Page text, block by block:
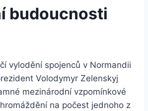
budoucnosti
vylodění spojenců v Normandii
Volodymyr Zelenskyj
mezinárodní vzpomínkové
na počest jednoho z